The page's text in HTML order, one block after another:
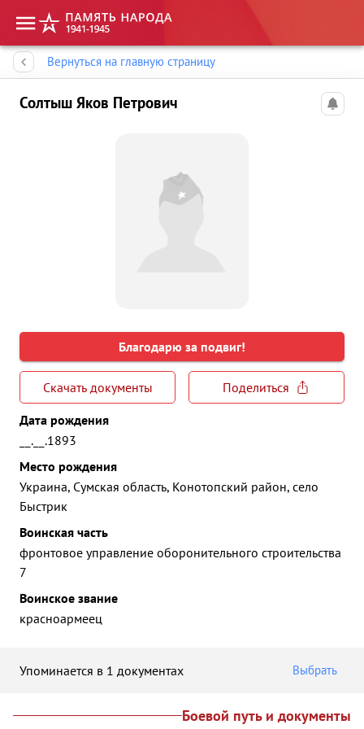
Вернуться на главную страницу
Солтыш Яков Петрович
Благодарю за подвиг!
Скачать документы
Поделиться
Дата рождения
__.__.1893
Место рождения
Украина, Сумская область, Конотопский район, село
Быстрик
Воинская часть
фронтовое управление оборонительного строительства
7
Воинское звание
красноармеец
Упоминается в 1 документах Выбрать
Боевой путь и документы
Память народа